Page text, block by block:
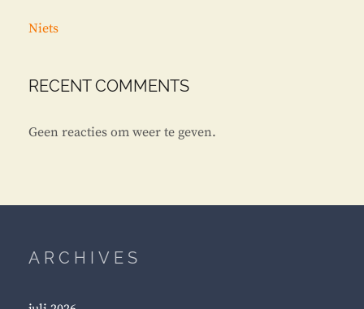
Niets
RECENT COMMENTS
Geen reacties om weer te geven.
ARCHIVES